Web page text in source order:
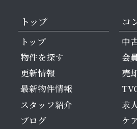
トップ
トップ
物件を探す
更新情報
最新物件情報
スタッフ紹介
ブログ
コ
中
会
売
求
ケ